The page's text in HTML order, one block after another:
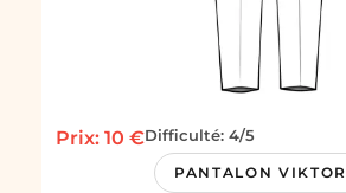
Prix: 10 €Difficulté: 4/5
PANTALON VIKTOR